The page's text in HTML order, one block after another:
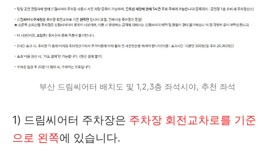
부산 드림씨어터 배치도 및 1,2,3층 좌석시야, 추천 좌석
1) 드림씨어터 주차장은 주차장 회전교차로를 기준
으로 왼쪽에 있습니다.